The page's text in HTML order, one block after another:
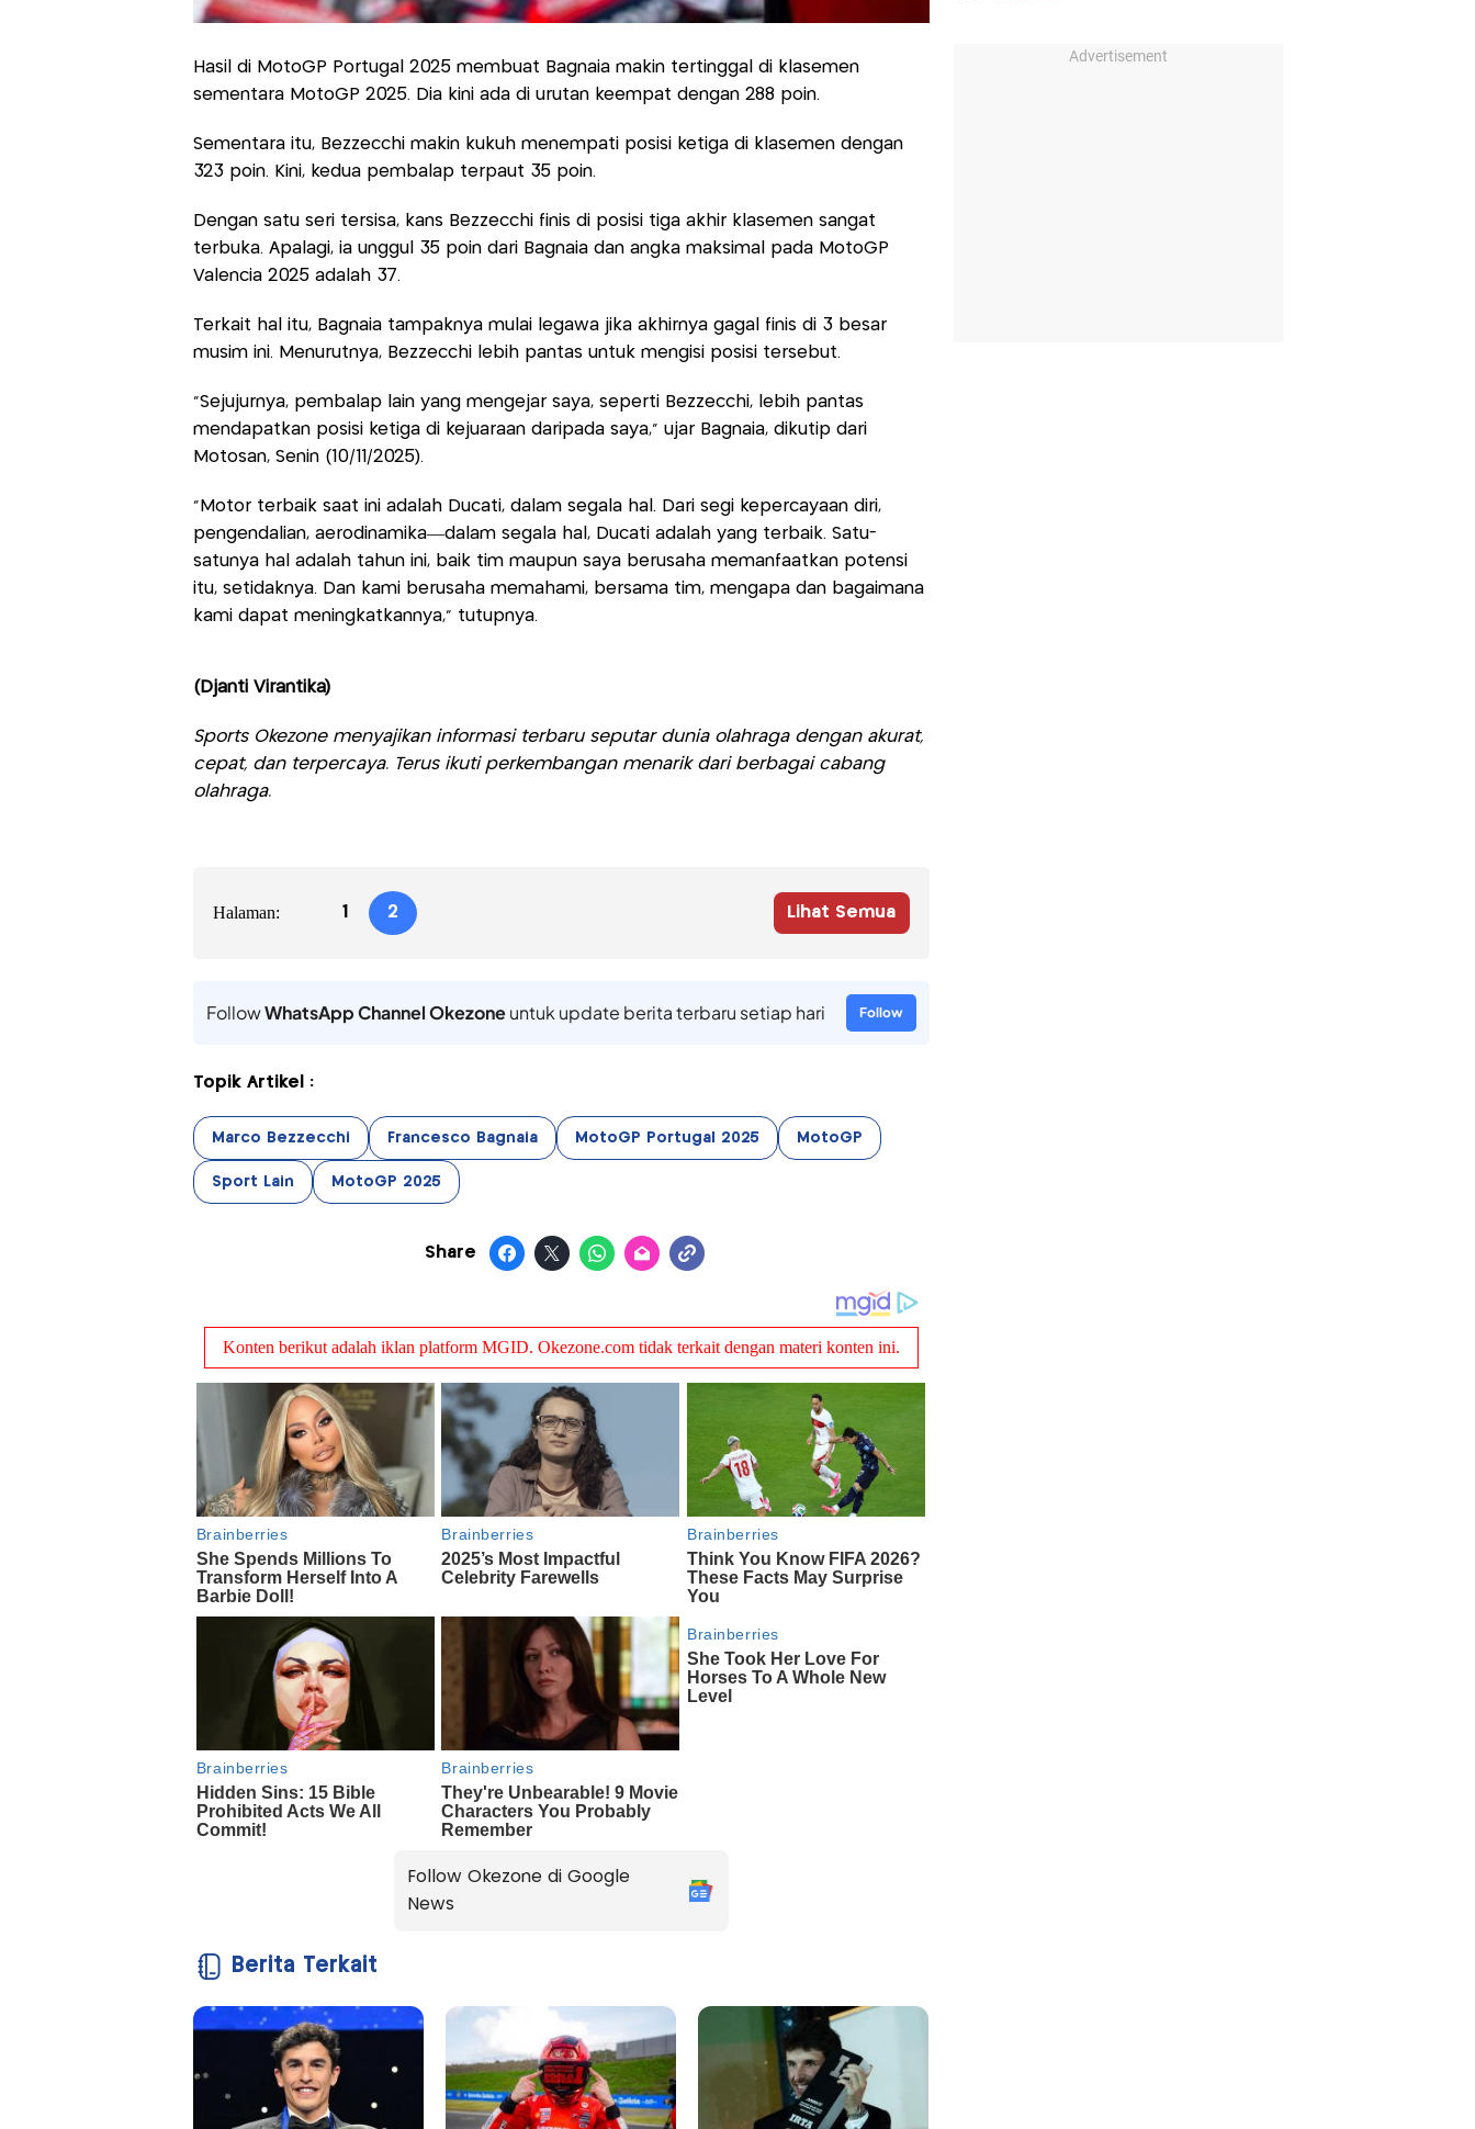
Hasil di MotoGP Portugal 2025 membuat Bagnaia makin tertinggal di klasemen
sementara MotoGP 2025. Dia kini ada di urutan keempat dengan 288 poin.
Sementara itu, Bezzecchi makin kukuh menempati posisi ketiga di klasemen dengan
323 poin. Kini, kedua pembalap terpaut 35 poin.
Dengan satu seri tersisa, kans Bezzecchi finis di posisi tiga akhir klasemen sangat
terbuka. Apalagi, ia unggul 35 poin dari Bagnaia dan angka maksimal pada MotoGP
Valencia 2025 adalah 37.
Terkait hal itu, Bagnaia tampaknya mulai legawa jika akhirnya gagal finis di 3 besar
musim ini. Menurutnya, Bezzecchi lebih pantas untuk mengisi posisi tersebut.
“Sejujurnya, pembalap lain yang mengejar saya, seperti Bezzecchi, lebih pantas
mendapatkan posisi ketiga di kejuaraan daripada saya,” ujar Bagnaia, dikutip dari
Motosan, Senin (10/11/2025).
“Motor terbaik saat ini adalah Ducati, dalam segala hal. Dari segi kepercayaan diri,
pengendalian, aerodinamika—dalam segala hal, Ducati adalah yang terbaik. Satu-
satunya hal adalah tahun ini, baik tim maupun saya berusaha memanfaatkan potensi
itu, setidaknya. Dan kami berusaha memahami, bersama tim, mengapa dan bagaimana
kami dapat meningkatkannya,” tutupnya.
(Djanti Virantika)
Sports Okezone menyajikan informasi terbaru seputar dunia olahraga dengan akurat,
cepat, dan terpercaya. Terus ikuti perkembangan menarik dari berbagai cabang
olahraga.
Halaman: 1 2 Lihat Semua
FollowWhatsApp Channel Okezoneuntuk update berita terbaru setiap hari Follow
Topik Artikel :
Marco Bezzecchi Francesco Bagnaia MotoGP Portugal 2025 MotoGP
Sport Lain MotoGP 2025
Share
Follow Okezone di Google
News
Berita Terkait
Advertisement